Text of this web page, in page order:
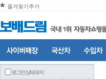
즐겨찾기추가
로그인 상태 유지